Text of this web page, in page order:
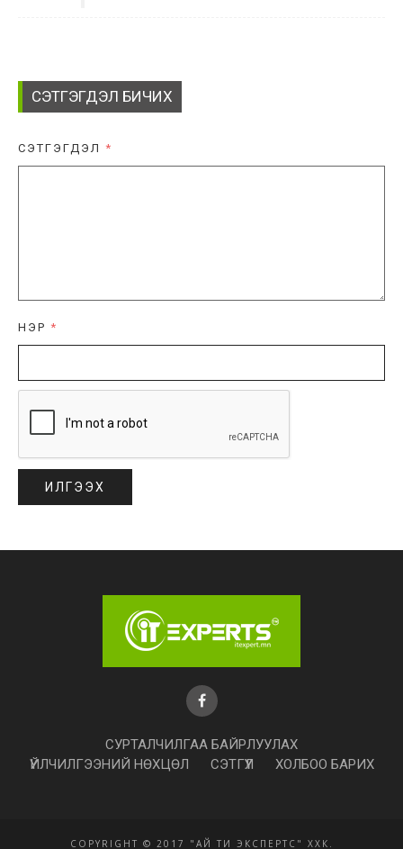
СЭТГЭГДЭЛ БИЧИХ
СЭТГЭГДЭЛ *
НЭР *
СУРТАЛЧИЛГАА БАЙРЛУУЛАХ
ҮЙЛЧИЛГЭЭНИЙ НӨХЦӨЛ
СЭТГҮҮЛ ХОЛБОО БАРИХ
COPYRIGHT © 2017 "АЙ ТИ ЭКСПЕРТС" ХХК.